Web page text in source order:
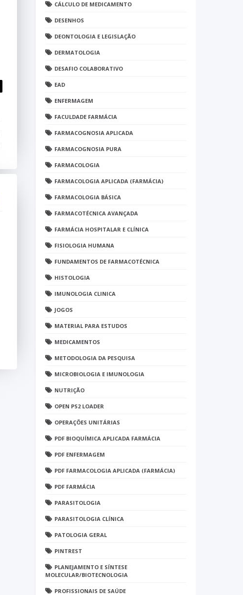
CÁLCULO DE MEDICAMENTO
DESENHOS
DEONTOLOGIA E LEGISLAÇÃO
DERMATOLOGIA
DESAFIO COLABORATIVO
EAD
ENFERMAGEM
FACULDADE FARMÁCIA
FARMACOGNOSIA APLICADA
FARMACOGNOSIA PURA
FARMACOLOGIA
FARMACOLOGIA APLICADA (FARMÁCIA)
FARMACOLOGIA BÁSICA
FARMACOTÉCNICA AVANÇADA
FARMÁCIA HOSPITALAR E CLÍNICA
FISIOLOGIA HUMANA
FUNDAMENTOS DE FARMACOTÉCNICA
HISTOLOGIA
IMUNOLOGIA CLINICA
JOGOS
MATERIAL PARA ESTUDOS
MEDICAMENTOS
METODOLOGIA DA PESQUISA
MICROBIOLOGIA E IMUNOLOGIA
NUTRIÇÃO
OPEN PS2 LOADER
OPERAÇÕES UNITÁRIAS
PDF BIOQUÍMICA APLICADA FARMÁCIA
PDF ENFERMAGEM
PDF FARMACOLOGIA APLICADA (FARMÁCIA)
PDF FARMÁCIA
PARASITOLOGIA
PARASITOLOGIA CLÍNICA
PATOLOGIA GERAL
PINTREST
PLANEJAMENTO E SÍNTESE
MOLECULAR/BIOTECNOLOGIA
PROFISSIONAIS DE SAÚDE